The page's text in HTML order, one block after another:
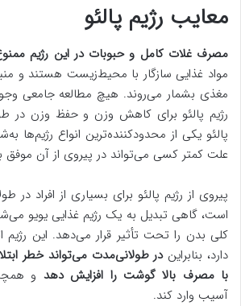
معایب رژیم پالئو
مصرف غلات کامل و حبوبات در این رژیم
مواد غذایی سازگار با محیط‌زیست هستند و
مغذی بشمار می‌روند. هیچ مطالعه جامعی
رژیم پالئو برای کاهش وزن و حفظ وزن در
پالئو یکی از محدودکننده‌ترین انواع رژیم‌ها
علت کمتر کسی می‌تواند در پیروی از آن موفق
پیروی از رژیم پالئو برای بسیاری از افراد
است، گاهی تبدیل به یک رژیم غذایی یویو
کلی بدن را تحت تأثیر قرار می‌دهد. این
دارد، بنابرایندر طولانی‌مدت می‌تواند خطر
با مصرف بالا گوشت را افزایش دهد و
آسیب وارد کند.